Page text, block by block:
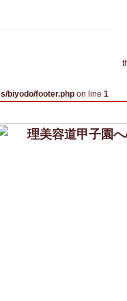
biyodo/footer.php on line 1